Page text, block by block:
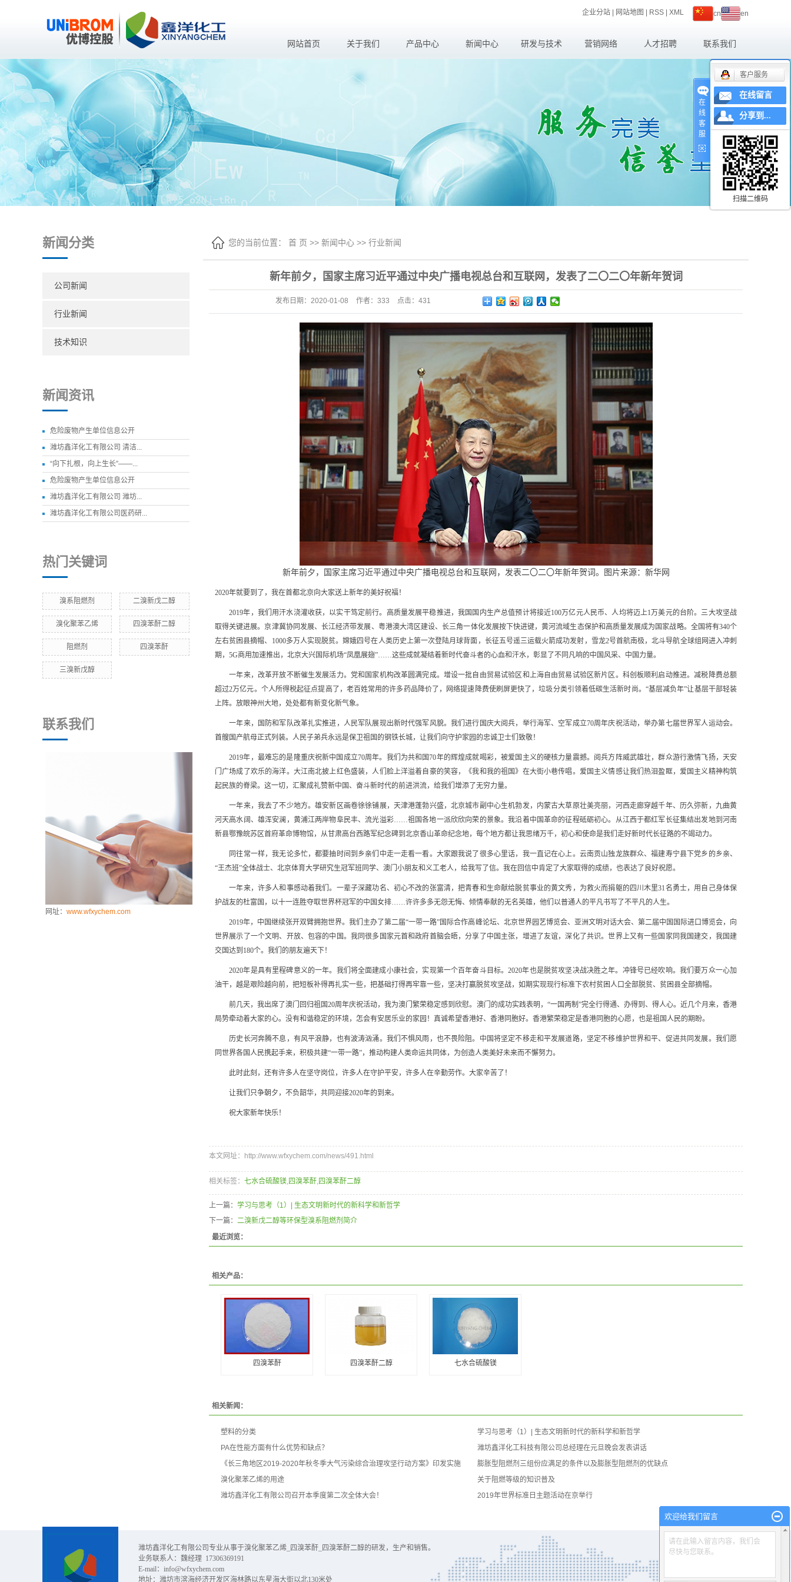
cn en
企业分站 网站地图 RSS XML
网站首页 关于我们 产品中心
三(三溴新戊基)磷酸酯
二溴新戊二醇
七水合硫酸镁
新闻中心 研发与技术
检测中心
营销网络 人才招聘 联系我们
联系我们
在线留言
新闻分类
公司新闻
行业新闻
技术知识
新闻资讯
危险废物产生单位信息公开
潍坊鑫洋化工有限公司 清洁...
“向下扎根，向上生长”——...
危险废物产生单位信息公开
潍坊鑫洋化工有限公司 潍坊...
潍坊鑫洋化工有限公司医药研...
热门关键词
溴系阻燃剂 二溴新戊二醇
溴化聚苯乙烯 四溴苯酐二醇
阻燃剂 四溴苯酐
三溴新戊醇
联系我们
网址： www.wfxychem.com
您的当前位置： 首 页 >> 新闻中心 >> 行业新闻
新年前夕，国家主席习近平通过中央广播电视总台和互联网，发表了二〇二〇年新年贺词
发布日期： 2020-01-08 作者： 333 点击： 431
新年前夕，国家主席习近平通过中央广播电视总台和互联网，发表二〇二〇年新年贺词。图片来源：新华网
2020年就要到了，我在首都北京向大家送上新年的美好祝福！
2019年，我们用汗水浇灌收获，以实干笃定前行。高质量发展平稳推进，我国国内生产总值预计将接近100万亿元人民币、人均将迈上1万美元的台阶。三大攻坚战
取得关键进展。京津冀协同发展、长江经济带发展、粤港澳大湾区建设、长三角一体化发展按下快进键，黄河流域生态保护和高质量发展成为国家战略。全国将有340个
左右贫困县摘帽、1000多万人实现脱贫。嫦娥四号在人类历史上第一次登陆月球背面，长征五号遥三运载火箭成功发射，雪龙2号首航南极，北斗导航全球组网进入冲刺
期，5G商用加速推出，北京大兴国际机场“凤凰展翅”……这些成就凝结着新时代奋斗者的心血和汗水，彰显了不同凡响的中国风采、中国力量。
一年来，改革开放不断催生发展活力。党和国家机构改革圆满完成。增设一批自由贸易试验区和上海自由贸易试验区新片区。科创板顺利启动推进。减税降费总额
超过2万亿元。个人所得税起征点提高了，老百姓常用的许多药品降价了，网络提速降费使刷屏更快了，垃圾分类引领着低碳生活新时尚。“基层减负年”让基层干部轻装
上阵。放眼神州大地，处处都有新变化新气象。
一年来，国防和军队改革扎实推进，人民军队展现出新时代强军风貌。我们进行国庆大阅兵，举行海军、空军成立70周年庆祝活动，举办第七届世界军人运动会。
首艘国产航母正式列装。人民子弟兵永远是保卫祖国的钢铁长城，让我们向守护家园的忠诚卫士们致敬！
2019年，最难忘的是隆重庆祝新中国成立70周年。我们为共和国70年的辉煌成就喝彩，被爱国主义的硬核力量震撼。阅兵方阵威武雄壮，群众游行激情飞扬，天安
门广场成了欢乐的海洋。大江南北披上红色盛装，人们脸上洋溢着自豪的笑容，《我和我的祖国》在大街小巷传唱。爱国主义情感让我们热泪盈眶，爱国主义精神构筑
起民族的脊梁。这一切，汇聚成礼赞新中国、奋斗新时代的前进洪流，给我们增添了无穷力量。
一年来，我去了不少地方。雄安新区画卷徐徐铺展，天津港蓬勃兴盛，北京城市副中心生机勃发，内蒙古大草原壮美亮丽，河西走廊穿越千年、历久弥新，九曲黄
河天高水阔、雄浑安澜，黄浦江两岸物阜民丰、流光溢彩……祖国各地一派欣欣向荣的景象。我沿着中国革命的征程砥砺初心。从江西于都红军长征集结出发地到河南
新县鄂豫皖苏区首府革命博物馆，从甘肃高台西路军纪念碑到北京香山革命纪念地，每个地方都让我思绪万千，初心和使命是我们走好新时代长征路的不竭动力。
同往常一样，我无论多忙，都要抽时间到乡亲们中走一走看一看。大家跟我说了很多心里话，我一直记在心上。云南贡山独龙族群众、福建寿宁县下党乡的乡亲、
“王杰班”全体战士、北京体育大学研究生冠军班同学、澳门小朋友和义工老人，给我写了信。我在回信中肯定了大家取得的成绩，也表达了良好祝愿。
一年来，许多人和事感动着我们。一辈子深藏功名、初心不改的张富清，把青春和生命献给脱贫事业的黄文秀，为救火而捐躯的四川木里31名勇士，用自己身体保
护战友的杜富国，以十一连胜夺取世界杯冠军的中国女排……许许多多无怨无悔、倾情奉献的无名英雄，他们以普通人的平凡书写了不平凡的人生。
2019年，中国继续张开双臂拥抱世界。我们主办了第二届“一带一路”国际合作高峰论坛、北京世界园艺博览会、亚洲文明对话大会、第二届中国国际进口博览会，向
世界展示了一个文明、开放、包容的中国。我同很多国家元首和政府首脑会晤，分享了中国主张，增进了友谊，深化了共识。世界上又有一些国家同我国建交，我国建
交国达到180个。我们的朋友遍天下！
2020年是具有里程碑意义的一年。我们将全面建成小康社会，实现第一个百年奋斗目标。2020年也是脱贫攻坚决战决胜之年。冲锋号已经吹响。我们要万众一心加
油干，越是艰险越向前，把短板补得再扎实一些，把基础打得再牢靠一些，坚决打赢脱贫攻坚战，如期实现现行标准下农村贫困人口全部脱贫、贫困县全部摘帽。
前几天，我出席了澳门回归祖国20周年庆祝活动，我为澳门繁荣稳定感到欣慰。澳门的成功实践表明，“一国两制”完全行得通、办得到、得人心。近几个月来，香港
局势牵动着大家的心。没有和谐稳定的环境，怎会有安居乐业的家园！真诚希望香港好、香港同胞好。香港繁荣稳定是香港同胞的心愿，也是祖国人民的期盼。
历史长河奔腾不息，有风平浪静，也有波涛汹涌。我们不惧风雨，也不畏险阻。中国将坚定不移走和平发展道路，坚定不移维护世界和平、促进共同发展。我们愿
同世界各国人民携起手来，积极共建“一带一路”，推动构建人类命运共同体，为创造人类美好未来而不懈努力。
此时此刻，还有许多人在坚守岗位，许多人在守护平安，许多人在辛勤劳作。大家辛苦了！
让我们只争朝夕，不负韶华，共同迎接2020年的到来。
祝大家新年快乐！
本文网址：http://www.wfxychem.com/news/491.html
相关标签： 七水合硫酸镁,四溴苯酐,四溴苯酐二醇
上一篇： 学习与思考（1）| 生态文明新时代的新科学和新哲学
下一篇： 二溴新戊二醇等环保型溴系阻燃剂简介
最近浏览：
相关产品：
四溴苯酐 四溴苯酐二醇 七水合硫酸镁
相关新闻：
塑料的分类
学习与思考（1）| 生态文明新时代的新科学和新哲学
PA在性能方面有什么优势和缺点？
潍坊鑫洋化工科技有限公司总经理在元旦晚会发表讲话
《长三角地区2019-2020年秋冬季大气污染综合治理攻坚行动方案》印发实施
膨胀型阻燃剂三组份应满足的条件以及膨胀型阻燃剂的优缺点
溴化聚苯乙烯的用途
关于阻燃等级的知识普及
潍坊鑫洋化工有限公司召开本季度第二次全体大会！
2019年世界标准日主题活动在京举行
潍坊鑫洋化工有限公司专业从事于溴化聚苯乙烯_四溴苯酐_四溴苯酐二醇的研发，生产和销售。
业务联系人： 魏经理 17306369191
E-mail： info@wfxychem.com
地址：潍坊市滨海经济开发区海林路以东星海大街以北130米处
在
线
客
服
客户服务
在线留言
分享到...
扫描二维码
欢迎给我们留言
请在此输入留言内容，我们会
尽快与您联系。